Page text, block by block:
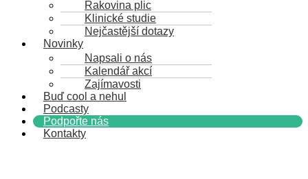
Rakovina plic
Klinické studie
Nejčastější dotazy
Novinky
Napsali o nás
Kalendář akcí
Zajímavosti
Buď cool a nehul
Podcasty
Podpořte nás
Kontakty